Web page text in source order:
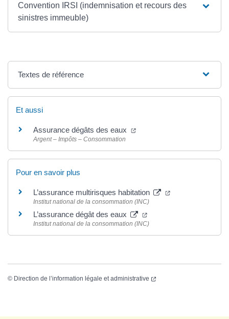
Convention IRSI (indemnisation et recours des
sinistres immeuble)
Textes de référence
Et aussi
Assurance dégâts des eaux
Argent – Impôts – Consommation
Pour en savoir plus
L’assurance multirisques habitation
Institut national de la consommation (INC)
L’assurance dégât des eaux
Institut national de la consommation (INC)
© Direction de l’information légale et administrative